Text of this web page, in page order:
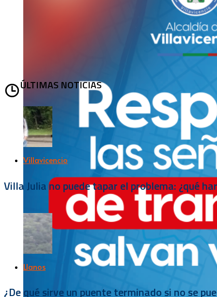
ÚLTIMAS NOTICIAS
Villavicencio
Villa Julia no puede tapar el problema: ¿qué
Llanos
¿De qué sirve un puente terminado si no se